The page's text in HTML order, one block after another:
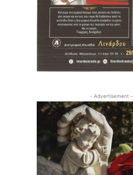
- Advertisement -